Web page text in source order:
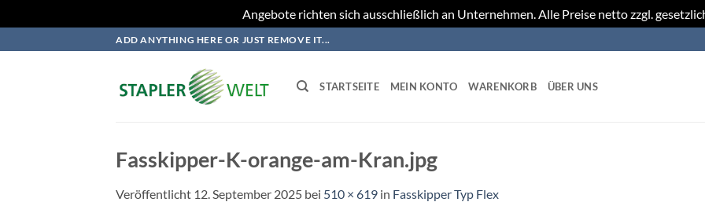
Angebote richten sich ausschließlich an Unternehmen. Alle Preise netto zzgl.
Inhalt
ADD ANYTHING HERE OR JUST REMOVE IT...
STARTSEITE MEIN KONTO WARENKORB ÜBER UNS
Fasskipper-K-orange-am-Kran.jpg
Veröffentlicht 12. September 2025 bei 510 × 619 in Fasskipper Typ Flex